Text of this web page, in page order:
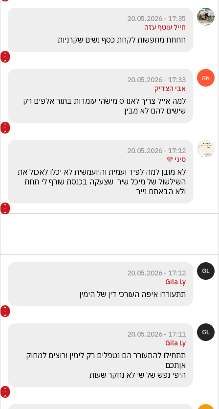
17:35 - 20.05.2026
חייל עוטף עזה
חחחח מחפשות לקחת כסף נשים שקרניות
17:33 - 20.05.2026
אבי הצדיק
שישים להם לא מבין
17:12 - 20.05.2026
סיני 💜
ולא הבאתם נייר
17:12 - 20.05.2026
Gila Ly
תתעוררו איפה העורכי דין של הימין
17:11 - 20.05.2026
Gila Ly
היפי נפש של שי לא נחקר שעות